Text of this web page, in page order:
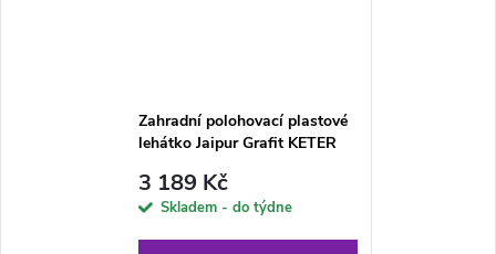
Zahradní polohovací plastové
lehátko Jaipur Grafit KETER
3 189 Kč
Skladem - do týdne